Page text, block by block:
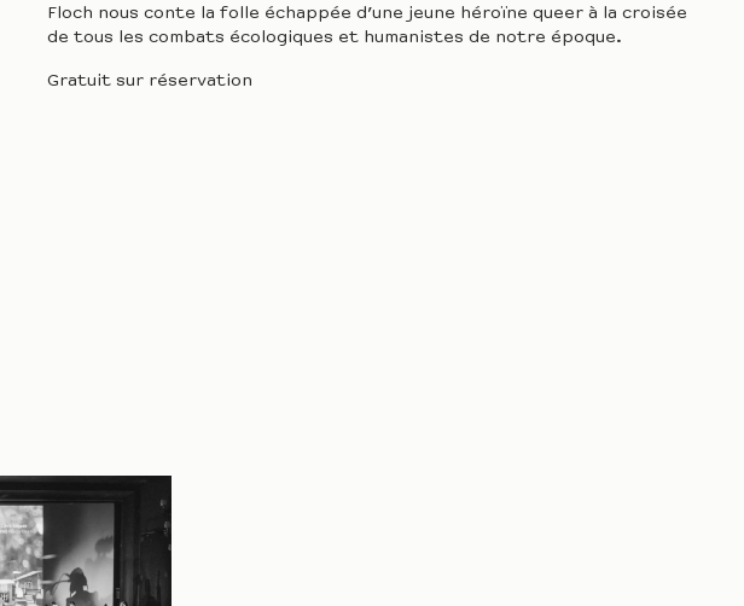
Floch nous conte la folle échappée d’une jeune héroïne queer à la croisée
de tous les combats écologiques et humanistes de notre époque.
Gratuit sur réservation